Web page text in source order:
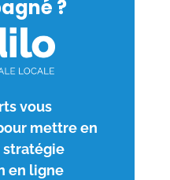
?
vous
mettre en
stratégie
en ligne